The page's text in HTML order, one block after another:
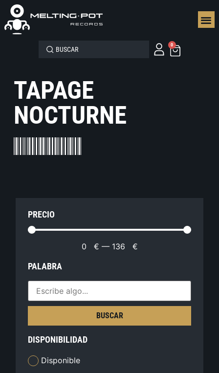
0
TAPAGE
NOCTURNE
PRECIO
0 € — 136 €
PALABRA
BUSCAR
DISPONIBILIDAD
Disponible